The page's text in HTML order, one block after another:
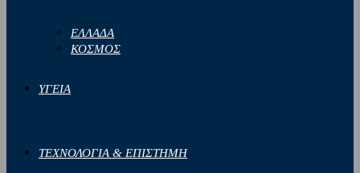
ΕΛΛΑΔΑ
ΚΟΣΜΟΣ
ΥΓΕΙΑ
ΤΕΧΝΟΛΟΓΙΑ & ΕΠΙΣΤΗΜΗ